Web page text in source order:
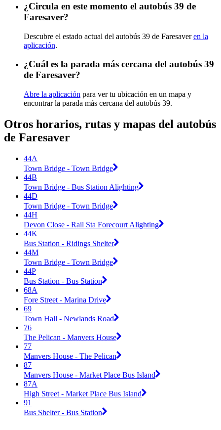
¿Circula en este momento el autobús 39 de
Faresaver?
Descubre el estado actual del autobús 39 de Faresaveren la
aplicación.
¿Cuál es la parada más cercana del autobús 39
de Faresaver?
Abre la aplicación para ver tu ubicación en un mapa y
encontrar la parada más cercana del autobús 39.
Otros horarios, rutas y mapas del autobús
de Faresaver
44A
Town Bridge - Town Bridge
44B
Town Bridge - Bus Station Alighting
44D
Town Bridge - Town Bridge
44H
Devon Close - Rail Sta Forecourt Alighting
44K
Bus Station - Ridings Shelter
44M
Town Bridge - Town Bridge
44P
Bus Station - Bus Station
68A
Fore Street - Marina Drive
69
Town Hall - Newlands Road
76
The Pelican - Manvers House
77
Manvers House - The Pelican
87
Manvers House - Market Place Bus Island
87A
High Street - Market Place Bus Island
91
Bus Shelter - Bus Station